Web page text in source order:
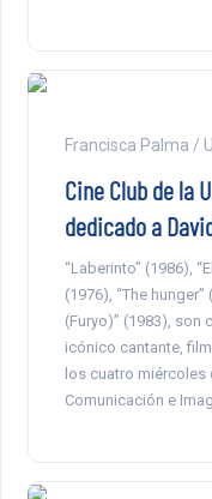
Francisca Palma /
Cine Club de la
dedicado a
“Laberinto” (1986),
(1976), “The
(Furyo)” (1983), son
icónico cantante,
los cuatro miércoles
Comunicación e